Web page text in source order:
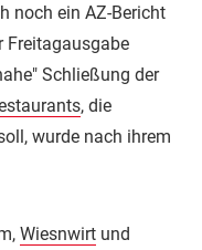
noch ein AZ-Bericht
Freitagausgabe
Schließung der
, die
wurde nach ihrem
Wiesnwirt und